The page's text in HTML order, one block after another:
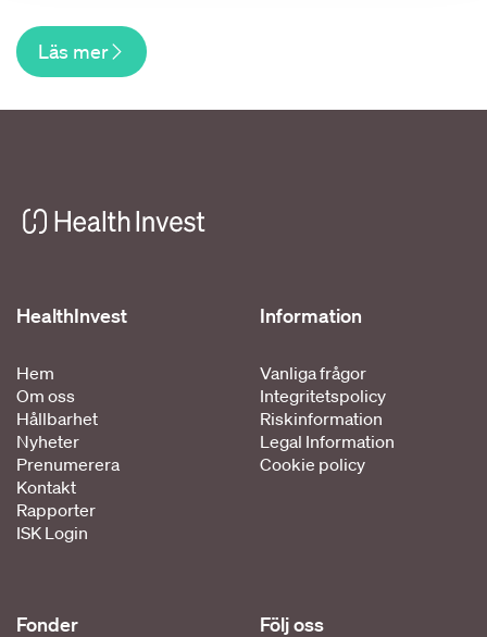
Läs mer
HealthInvest
Hem
Om oss
Hållbarhet
Nyheter
Prenumerera
Kontakt
Rapporter
ISK Login
Information
Vanliga frågor
Integritetspolicy
Riskinformation
Legal Information
Cookie policy
Fonder Följ oss